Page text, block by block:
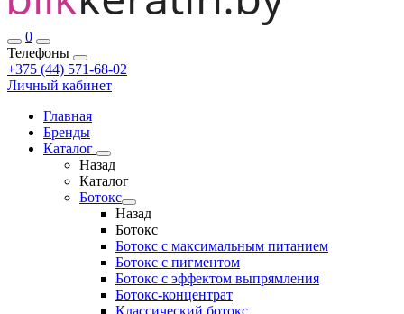
0
Телефоны
+375 (44) 571-68-02
Личный кабинет
Главная
Бренды
Каталог
Назад
Каталог
Ботокс
Назад
Ботокс
Ботокс с максимальным питанием
Ботокс с пигментом
Ботокс с эффектом выпрямления
Ботокс-концентрат
Классический ботокс